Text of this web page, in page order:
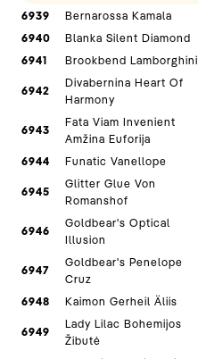
6939 Bernarossa Kamala
6940
Blanka Silent Diamond
6941
Brookbend Lamborghini
6942
Divabernina Heart Of
Harmony
6943
Fata Viam Invenient
Amžina Euforija
6944 Funatic Vanellope
6945
Glitter Glue Von
Romanshof
6946
Goldbear's Optical
Illusion
6947
Goldbear's Penelope
Cruz
6948 Kaimon Gerheil Äliis
6949
Lady Lilac Bohemijos
Žibutė